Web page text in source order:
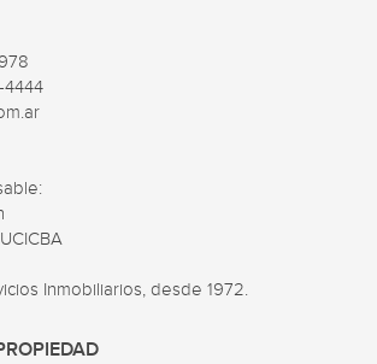
4444
Inmobiliarios, desde 1972.